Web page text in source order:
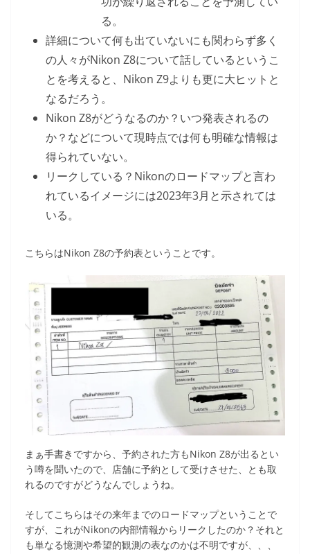
る。
詳細について何も出ていないにも関わらず多く
の人々がNikon Z8について話しているというこ
とを考えると、Nikon Z9よりも更に大ヒットと
なるだろう。
Nikon Z8がどうなるのか？いつ発表されるの
か？などについて現時点では何も明確な情報は
得られていない。
リークしている？Nikonのロードマップと言わ
れているイメージには2023年3月と示されては
いる。
こちらはNikon Z8の予約表ということです。
まぁ手書きですから、予約された方もNikon Z8が出るとい
う噂を聞いたので、店舗に予約として受けさせた、とも取
れるのですがどうなんでしょうね。
そしてこちらはその来年までのロードマップということで
すが、これがNikonの内部情報からリークしたのか？それと
も単なる憶測や希望的観測の表なのかは不明ですが、、、